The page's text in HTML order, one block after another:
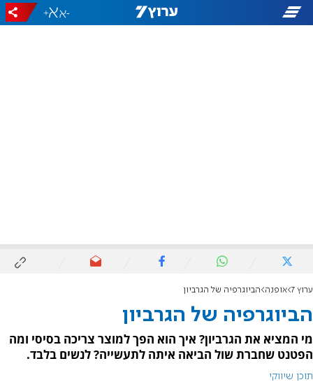
-
+
ערוץ 7 אופנה הביוגרפיה של הגרביון
הביוגרפיה של הגרביון
מי המציא את הגרביון? איך הוא הפך למוצר צריכה בסיסי ומה
הפטנט שחברת שול הביאה איתה לתעשייה? לנשים בלבד.
תוכן שיווקי